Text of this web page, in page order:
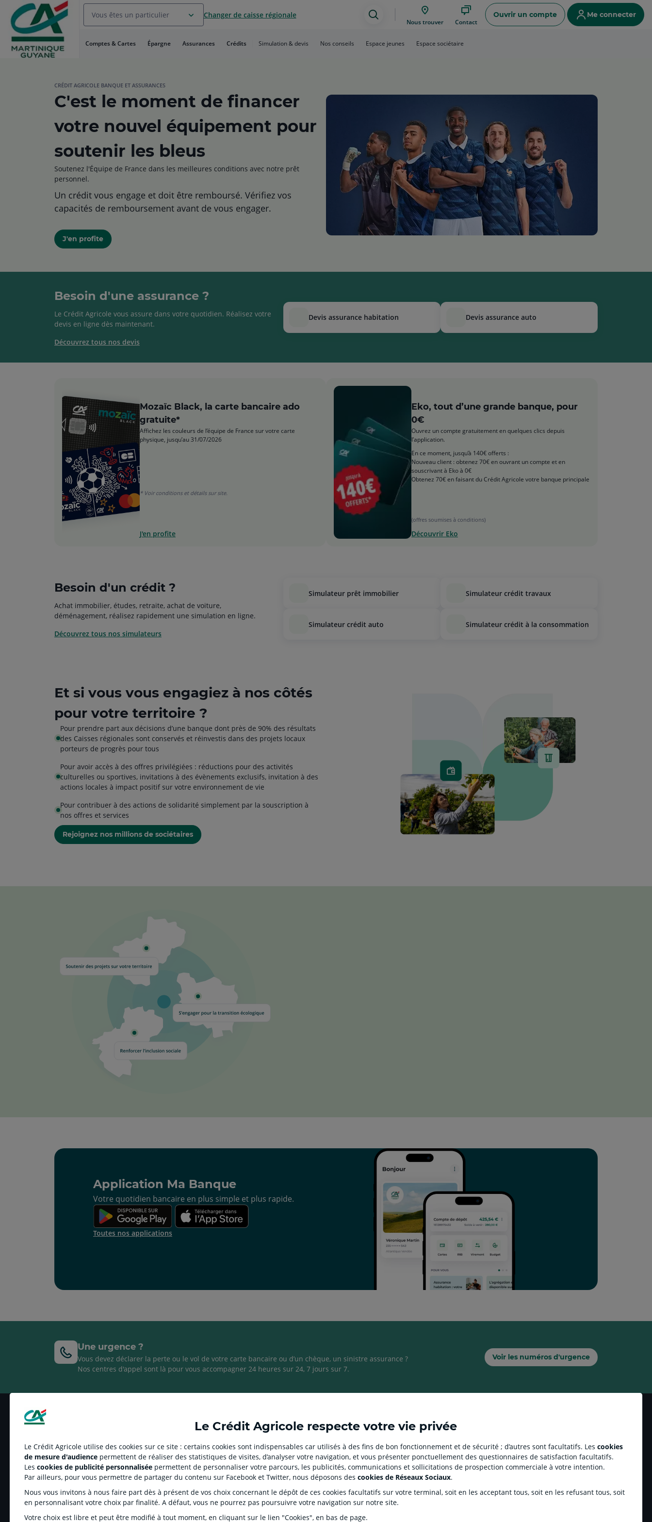
Le Crédit Agricole respecte votre vie privée
Le Crédit Agricole utilise des cookies sur ce site : certains cookies sont indispensables car utilisés à des fins de bon fonctionnement et de sécurité ; d’autres sont facultatifs. Les cookies
de mesure d'audience permettent de réaliser des statistiques de visites, d’analyser votre navigation, et vous présenter ponctuellement des questionnaires de satisfaction facultatifs.
Les cookies de publicité personnalisée permettent de personnaliser votre parcours, les publicités, communications et sollicitations de prospection commerciale à votre intention.
Par ailleurs, pour vous permettre de partager du contenu sur Facebook et Twitter, nous déposons des cookies de Réseaux Sociaux.
Nous vous invitons à nous faire part dès à présent de vos choix concernant le dépôt de ces cookies facultatifs sur votre terminal, soit en les acceptant tous, soit en les refusant tous, soit
en personnalisant votre choix par finalité. A défaut, vous ne pourrez pas poursuivre votre navigation sur notre site.
Votre choix est libre et peut être modifié à tout moment, en cliquant sur le lien "Cookies", en bas de page.
Aller
au
Menu
Aller au
Contenu
Aller
Vous êtes un particulier Changer de caisse régionale
Assistance
de
Nous trouver Contact
Ouvrir un compte Me connecter
Comptes & Cartes Épargne Assurances Crédits Simulation & devis Nos conseils Espace jeunes Espace sociétaire
CRÉDIT AGRICOLE BANQUE ET ASSURANCES
C'est le moment de financer
votre nouvel équipement pour
soutenir les bleus
Soutenez l'Équipe de France dans les meilleures conditions avec notre prêt
personnel.
Un crédit vous engage et doit être remboursé. Vérifiez vos
capacités de remboursement avant de vous engager.
J'en profite
Besoin d'une assurance ?
Le Crédit Agricole vous assure dans votre quotidien. Réalisez votre
devis en ligne dès maintenant.
Découvrez tous nos devis
devis assurance habitation devis assurance auto
Mozaïc Black, la carte bancaire ado
gratuite*
Affichez les couleurs de l’équipe de France sur votre carte
physique, jusqu’au 31/07/2026
* Voir conditions et détails sur site.
J'en profite
Eko, tout d’une grande banque, pour
0€
Ouvrez un compte gratuitement en quelques clics depuis
l’application.
En ce moment, jusqu’à 140€ offerts :
Nouveau client : obtenez 70€ en ouvrant un compte et en
souscrivant à Eko à 0€
Obtenez 70€ en faisant du Crédit Agricole votre banque principale
(offres soumises à conditions)
Découvrir Eko
Besoin d'un crédit ?
Achat immobilier, études, retraite, achat de voiture,
déménagement, réalisez rapidement une simulation en ligne.
Découvrez tous nos simulateurs
simulateur prêt immobilier simulateur crédit travaux
simulateur crédit auto simulateur crédit à la consommation
Et si vous vous engagiez à nos côtés
pour votre territoire ?
Pour prendre part aux décisions d’une banque dont près de 90% des résultats
des Caisses régionales sont conservés et réinvestis dans des projets locaux
porteurs de progrès pour tous
Pour avoir accès à des offres privilégiées : réductions pour des activités
culturelles ou sportives, invitations à des évènements exclusifs, invitation à des
actions locales à impact positif sur votre environnement de vie
Pour contribuer à des actions de solidarité simplement par la souscription à
nos offres et services
Rejoignez nos millions de sociétaires
Application Ma Banque
Votre quotidien bancaire en plus simple et plus rapide.
Toutes nos applications
Une urgence ?
Vous devez déclarer la perte ou le vol de votre carte bancaire ou d’un chèque, un sinistre assurance ?
Nos centres d'appel sont là pour vous accompagner 24 heures sur 24, 7 jours sur 7.
Voir les numéros d'urgence
Ouvert
dans
un
nouvel
onglet
:
aller
sur
la
Ouvert
dans
un
nouvel
onglet
:
Aller
sur
la
Ouvert
dans
un
nouvel
onglet
:
aller
sur
la
Ouvert
dans
un
nouvel
onglet
:
aller
sur
la
Ouvert
dans
un
nouvel
onglet
:
Aller
sur
LE CREDIT AGRICOLE
Information réglementée
Banque coopérative
Espace sociétaire
Groupe Crédit Agricole
RELATION BANQUE CLIENT
Tarifs
Réclamation et médiation
Fonds de Garantie des Dépôts et de Résolution (FGDR)
Résiliation
SITES SPECIALISES
Nous rejoindre
Prêt immobilier en ligne
Ouverture de compte
Eko
Tutoriels
Crédit Agricole Immobilier
Création d’entreprise
Simulateur prêt immobilier
Accessibilité numérique du site
Accessibilité : Partiellement conforme